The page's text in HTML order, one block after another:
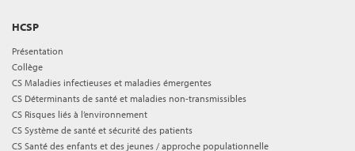
HCSP
Présentation
Collège
CS Maladies infectieuses et maladies émergentes
CS Déterminants de santé et maladies non-transmissibles
CS Risques liés à l’environnement
CS Système de santé et sécurité des patients
CS Santé des enfants et des jeunes / approche populationnelle